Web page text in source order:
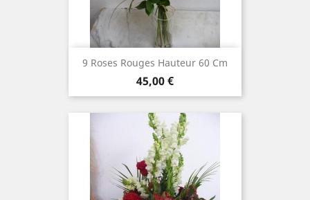
9 Roses Rouges Hauteur 60 Cm
Prix
45,00 €